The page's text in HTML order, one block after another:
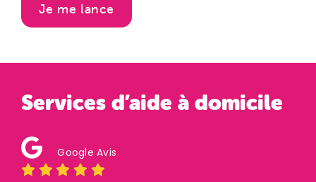
Je me lance
Services d’aide à domicile
Google Avis